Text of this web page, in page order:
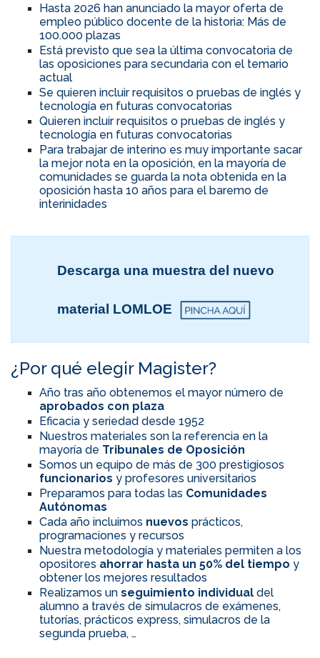
Hasta 2026 han anunciado la mayor oferta de
empleo público docente de la historia: Más de
100.000 plazas
Está previsto que sea la última convocatoria de
las oposiciones para secundaria con el temario
actual
Se quieren incluir requisitos o pruebas de inglés y
tecnología en futuras convocatorias
Quieren incluir requisitos o pruebas de inglés y
tecnología en futuras convocatorias
Para trabajar de interino es muy importante sacar
la mejor nota en la oposición, en la mayoría de
comunidades se guarda la nota obtenida en la
oposición hasta 10 años para el baremo de
interinidades
Descarga una muestra del nuevo
material LOMLOE
¿Por qué elegir Magister?
Año tras año obtenemos el mayor número de
aprobados con plaza
Eficacia y seriedad desde 1952
Nuestros materiales son la referencia en la
mayoría de Tribunales de Oposición
Somos un equipo de más de 300 prestigiosos
funcionarios y profesores universitarios
Preparamos para todas las Comunidades
Autónomas
Cada año incluimos nuevos prácticos,
programaciones y recursos
Nuestra metodología y materiales permiten a los
opositores ahorrar hasta un 50% del tiempo y
obtener los mejores resultados
Realizamos un seguimiento individual del
alumno a través de simulacros de exámenes,
tutorías, prácticos express, simulacros de la
segunda prueba, …